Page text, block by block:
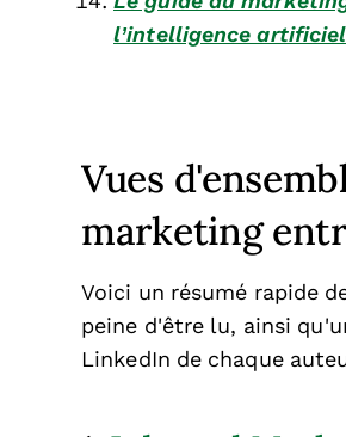
l’intelligence
Vues
marketing
Voici un résumé rapide
peine d'être lu, ainsi
LinkedIn de chaque